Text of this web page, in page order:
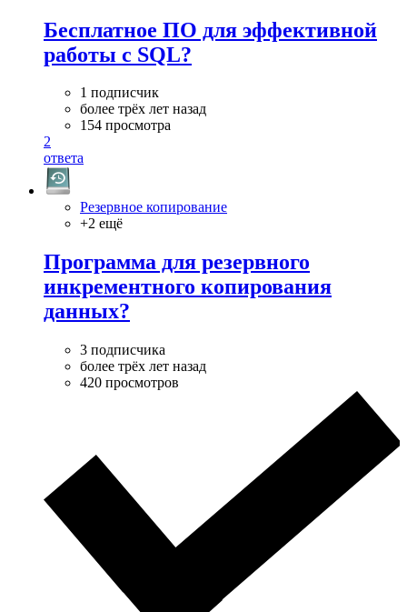
Бесплатное ПО для эффективной
работы с SQL?
1 подписчик
более трёх лет назад
154 просмотра
2
ответа
Резервное копирование
+2 ещё
Программа для резервного
инкрементного копирования
данных?
3 подписчика
более трёх лет назад
420 просмотров